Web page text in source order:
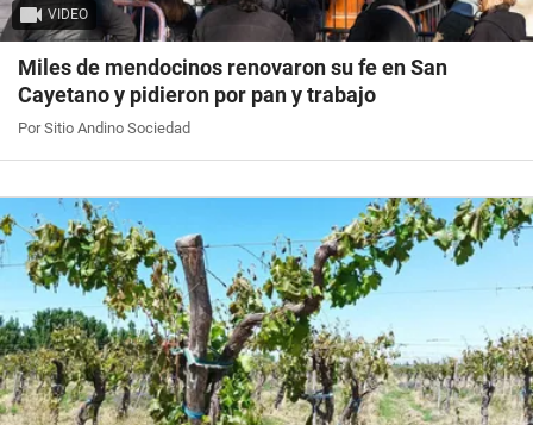
VIDEO
Miles de mendocinos renovaron su fe en San
Cayetano y pidieron por pan y trabajo
Por Sitio Andino Sociedad